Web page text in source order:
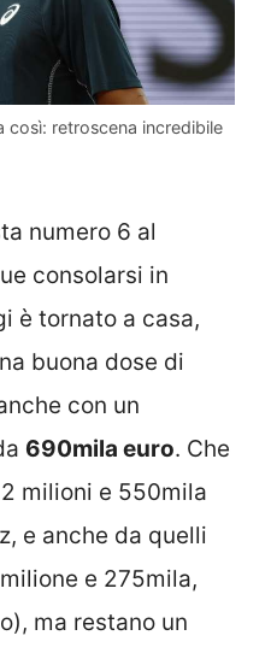
così: retroscena incredibile
numero 6 al
consolarsi in
è tornato a casa,
buona dose di
con un
690mila euro. Che
milioni e 550mila
e anche da quelli
e 275mila,
ma restano un